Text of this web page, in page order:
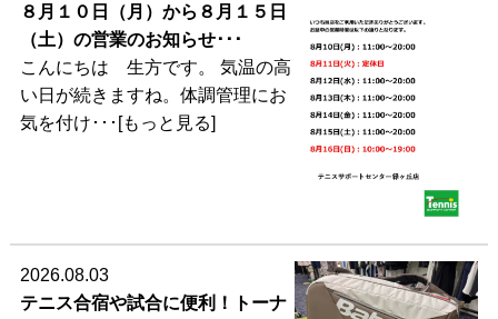
８月１０日（月）から８月１５日
（土）の営業のお知らせ･･･
こんにちは 生方です。 気温の高
い日が続きますね。体調管理にお
気を付け･･･[もっと見る]
2026.08.03
テニス合宿や試合に便利！トーナ